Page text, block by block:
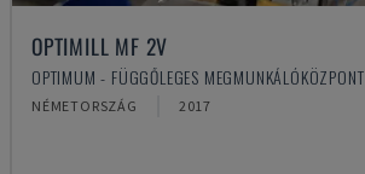
OPTIMILL MF 2V
OPTIMUM - FÜGGŐLEGES MEGMUNKÁLÓKÖZPONT
NÉMETORSZÁG 2017